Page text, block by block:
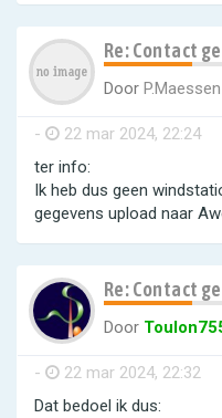
Re: Contact
Door P.Maessen
- 22 mar 2024, 22:24
ter info:
Ik heb dus geen
gegevens upload naar
Re: Contact
Door
- 22 mar 2024, 22:32
Dat bedoel ik dus: